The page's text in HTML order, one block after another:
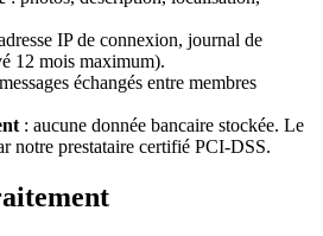
IP de connexion, journal de
12 mois maximum).
échangés entre membres
: aucune donnée bancaire stockée. Le
notre prestataire certifié PCI-DSS.